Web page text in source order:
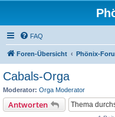
FAQ
Foren-Übersicht Phönix-
Cabals-Orga
Moderator: Orga Moderator
Antworten